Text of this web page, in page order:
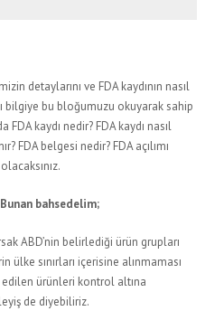
detaylarını ve FDA kaydının nasıl
bilgiye bu bloğumuzu okuyarak sahip
kaydı nedir? FDA kaydı nasıl
FDA belgesi nedir? FDA açılımı
bahsedelim;
ABD’nin belirlediği ürün grupları
ülke sınırları içerisine alınmaması
edilen ürünleri kontrol altına
de diyebiliriz.